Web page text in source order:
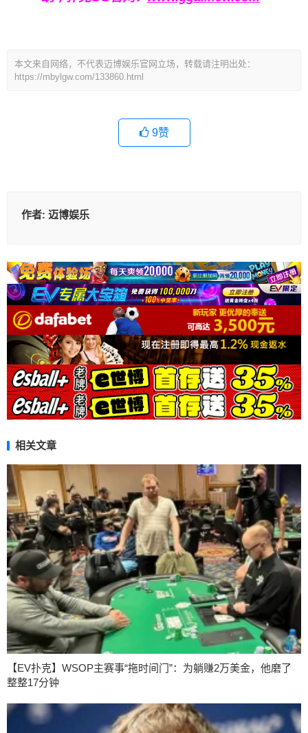
本文来自网络，不代表迈博娱乐官网立场，转载请注明出处：
https://mbylgw.com/133860.html
9赞
作者: 迈博娱乐
相关文章
【EV扑克】WSOP主赛事“拖时间门”：为躺赚2万美金，他磨了
整整17分钟